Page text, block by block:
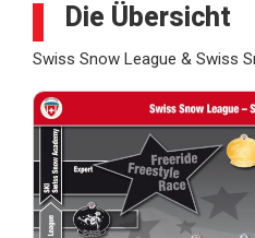
Die Übersicht
Swiss Snow League & Swiss